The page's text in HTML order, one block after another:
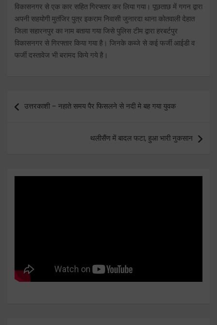
विकासनगर से एक कार सहित गिरफ्तार कर लिया गया। पूछताछ में गगन द्वारा
अपनी सहयोगी मुतंजिर पुत्र इकराम निवासी जुनारदा थाना कोतवाली देहात
जिला सहारनपुर का नाम बताया गया जिसे पुलिस टीम द्वारा हरबर्टपुर
विकासनगर से गिरफ्तार किया गया है। जिनके कब्जे से कई फर्जी आईडी व
फर्जी दस्तावेज भी बरामद किये गये है।
navigation
उत्तरकाशी – नहाते समय पैर फिसलने से नदी मे बह गया युवक
थलीसैंण में बादल फटा, हुआ भारी नुकसान